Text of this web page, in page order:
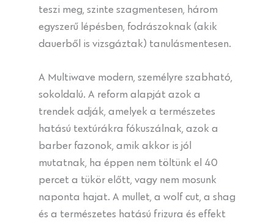
teszi meg, szinte szagmentesen, három
egyszerű lépésben, fodrászoknak (akik
dauerből is vizsgáztak) tanulásmentesen.
A Multiwave modern, személyre szabható,
sokoldalú. A reform alapját azok a
trendek adják, amelyek a természetes
hatású textúrákra fókuszálnak, azok a
barber fazonok, amik akkor is jól
mutatnak, ha éppen nem töltünk el 40
percet a tükör előtt, vagy nem mosunk
naponta hajat. A mullet, a wolf cut, a shag
és a természetes hatású frizura és effekt